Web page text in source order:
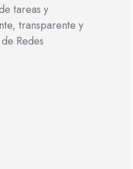
tareas y
transparente y
Redes